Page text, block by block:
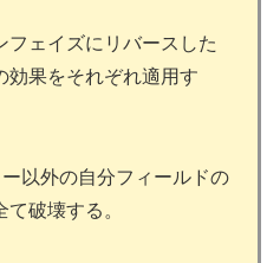
ェイズにリバースした
効果をそれぞれ適用す
以外の自分フィールドの
破壊する。